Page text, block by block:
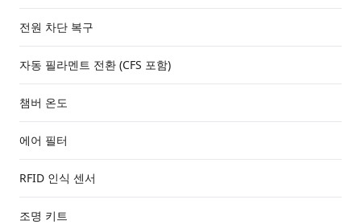
전원 차단 복구
자동 필라멘트 전환 (CFS 포함)
챔버 온도
에어 필터
RFID 인식 센서
조명 키트